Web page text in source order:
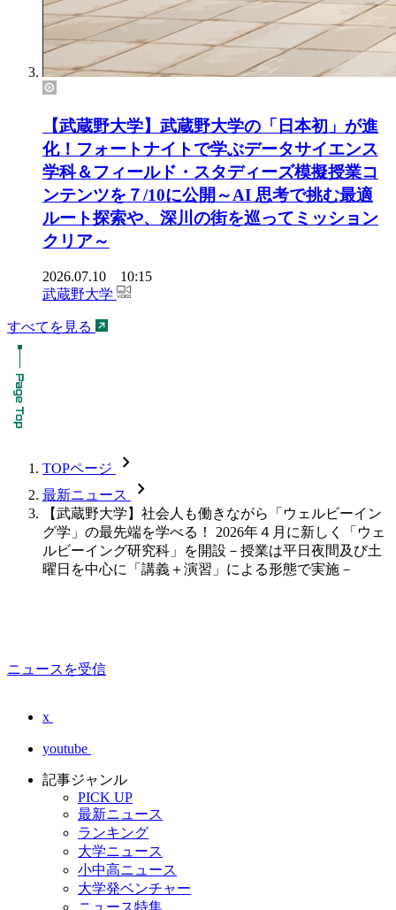
【武蔵野大学】武蔵野大学の「日本初」が進
化！フォートナイトで学ぶデータサイエンス
学科＆フィールド・スタディーズ模擬授業コ
ンテンツを７/10に公開～AI 思考で挑む最適
ルート探索や、深川の街を巡ってミッション
クリア～
2026.07.10 10:15
武蔵野大学
すべてを見る
TOPページ chevron_forward
最新ニュース chevron_forward
【武蔵野大学】社会人も働きながら「ウェルビーイン
グ学」の最先端を学べる！ 2026年４月に新しく「ウェ
ルビーイング研究科」を開設－授業は平日夜間及び土
曜日を中心に「講義＋演習」による形態で実施－
ニュースを受信
x
youtube
記事ジャンル
PICK UP
最新ニュース
ランキング
大学ニュース
小中高ニュース
大学発ベンチャー